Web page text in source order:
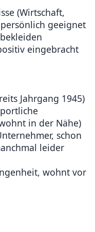
(Wirtschaft,
geeignet
eingebracht
Jahrgang 1945)
in der Nähe)
schon
leider
wohnt vor